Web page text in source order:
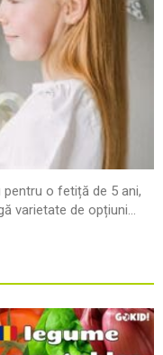
o fetiță de 5 ani,
varietate de opțiuni...